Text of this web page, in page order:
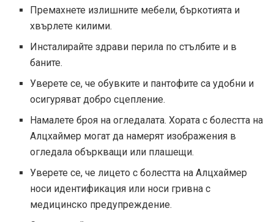
Премахнете излишните мебели, бъркотията и
хвърлете килими.
Инсталирайте здрави перила по стълбите и в
баните.
Уверете се, че обувките и пантофите са удобни и
осигуряват добро сцепление.
Намалете броя на огледалата. Хората с болестта на
Алцхаймер могат да намерят изображения в
огледала объркващи или плашещи.
Уверете се, че лицето с болестта на Алцхаймер
носи идентификация или носи гривна с
медицинско предупреждение.